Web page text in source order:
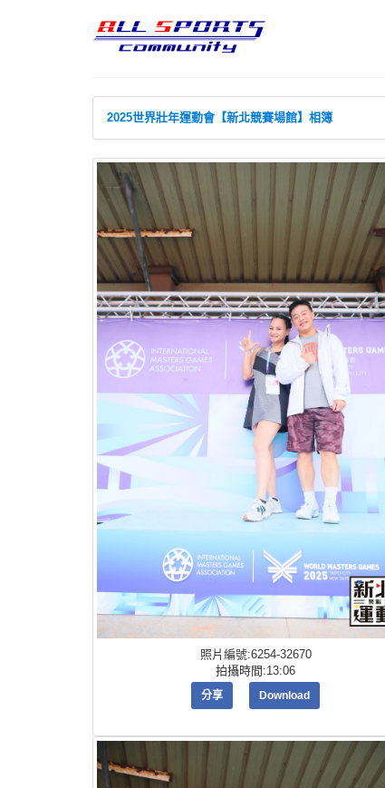
2025世界壯年運動會【新北競賽場館】相簿
照片編號:6254-32670
拍攝時間:13:06
分享 Download